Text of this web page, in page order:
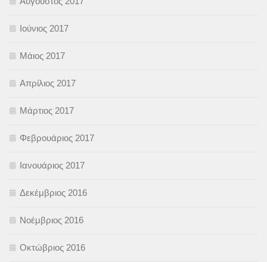
Ιούνιος 2017
Μάιος 2017
Απρίλιος 2017
Μάρτιος 2017
Φεβρουάριος 2017
Ιανουάριος 2017
Δεκέμβριος 2016
Νοέμβριος 2016
Οκτώβριος 2016